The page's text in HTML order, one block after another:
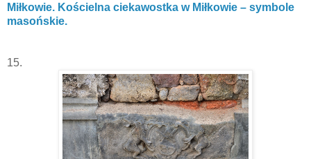
Miłkowie. Kościelna ciekawostka w Miłkowie – symbole
masońskie.
15.